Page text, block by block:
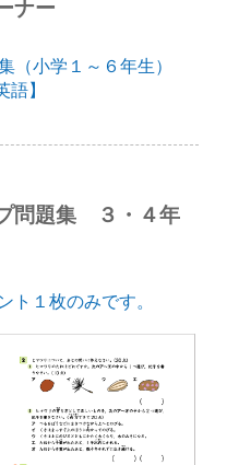
ナー
（小学１～６年生）
語】
問題集 ３・４年
１枚のみです。